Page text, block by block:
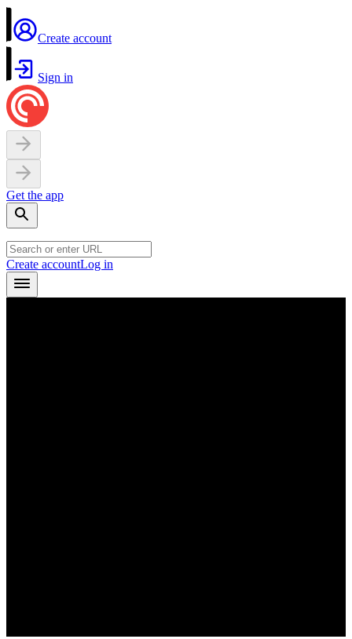
Create account
Sign in
Get the app
Create accountLog in